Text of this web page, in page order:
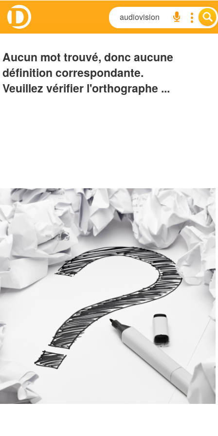
Aucun mot trouvé, donc aucune
définition correspondante.
Veuillez vérifier l'orthographe ...